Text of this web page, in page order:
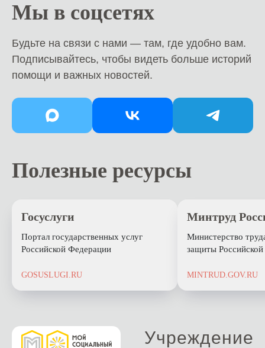
Мы в соцсетях
Будьте на связи с нами — там, где удобно вам.
Подписывайтесь, чтобы видеть больше историй
помощи и важных новостей.
Полезные ресурсы
Госуслуги
Портал государственных услуг
Российской Федерации
GOSUSLUGI.RU
Минтруд
Министерство
защиты
MINTRUD.GOV.RU
Учреждение